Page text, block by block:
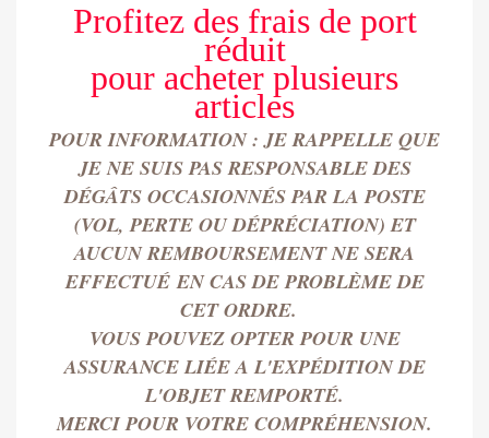
Profitez des frais de port
réduit
pour acheter plusieurs
articles
POUR INFORMATION : JE RAPPELLE QUE
JE NE SUIS PAS RESPONSABLE DES
DÉGÂTS OCCASIONNÉS PAR LA POSTE
(VOL, PERTE OU DÉPRÉCIATION) ET
AUCUN REMBOURSEMENT NE SERA
EFFECTUÉEN CAS DE PROBLÈME DE
CET ORDRE.
VOUS POUVEZ OPTER POUR UNE
ASSURANCE LIÉE A L'EXPÉDITION DE
L'OBJET REMPORTÉ.
MERCI POUR VOTRE COMPRÉHENSION.